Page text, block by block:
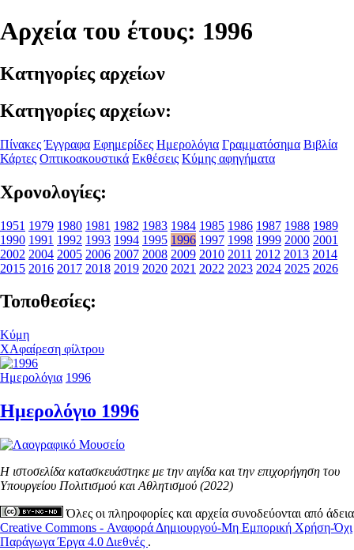
Αρχεία του έτους: 1996
Κατηγορίες αρχείων
Κατηγορίες αρχείων:
Πίνακες Έγγραφα Εφημερίδες Ημερολόγια Γραμματόσημα Βιβλία
Κάρτες Οπτικοακουστικά Εκθέσεις Κύμης αφηγήματα
Χρονολογίες:
1951 1979 1980 1981 1982 1983 1984 1985 1986 1987 1988 1989
1990 1991 1992 1993 1994 1995 1996 1997 1998 1999 2000 2001
2002 2004 2005 2006 2007 2008 2009 2010 2011 2012 2013 2014
2015 2016 2017 2018 2019 2020 2021 2022 2023 2024 2025 2026
Τοποθεσίες:
Κύμη
XΑφαίρεση φίλτρου
Ημερολόγια 1996
Ημερολόγιο 1996
Η ιστοσελίδα κατασκευάστηκε με την αιγίδα και την επιχορήγηση του
Υπουργείου Πολιτισμού και Αθλητισμού (2022)
Όλες οι πληροφορίες και αρχεία συνοδεύονται από άδεια
Creative Commons - Αναφορά Δημιουργού-Μη Εμπορική Χρήση-Όχι
Παράγωγα Έργα 4.0 Διεθνές .